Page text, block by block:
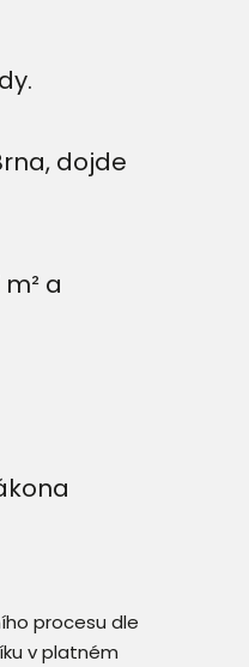
dojde
a
procesu dle
v platném